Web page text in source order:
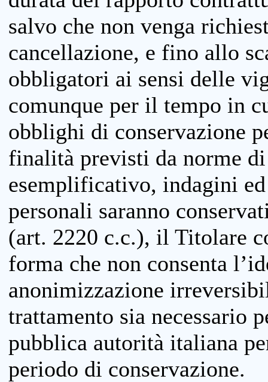
salvo che non venga
cancellazione, e fino allo
obbligatori ai sensi delle
comunque per il tempo in
obblighi di conservazione
finalità previsti da norme
esemplificativo, indagini
personali saranno
(art. 2220 c.c.), il Titolare
forma che non consenta
anonimizzazione
trattamento sia necessario
pubblica autorità italiana
periodo di conservazione.